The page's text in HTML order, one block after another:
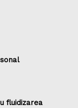
fluidizarea